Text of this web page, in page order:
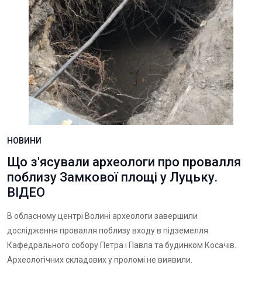
НОВИНИ
Що з'ясували археологи про провалля
поблизу Замкової площі у Луцьку.
ВІДЕО
В обласному центрі Волині археологи завершили
дослідження провалля поблизу входу в підземелля
Кафедрального собору Петра і Павла та будинком Косачів.
Археологічних складових у проломі не виявили.